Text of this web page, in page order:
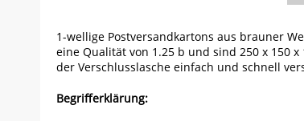
1-wellige Postversandkartons aus brauner
eine Qualität von 1.25 b und sind 250 x 150
der Verschlusslasche einfach und schnell
Begrifferklärung: